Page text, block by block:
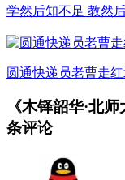
学然后知不足 教然
圆通快递员老曹走
《木铎韶华·北
条评论